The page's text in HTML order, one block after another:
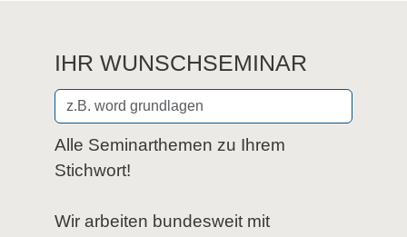
IHR WUNSCHSEMINAR
Alle Seminarthemen zu Ihrem
Stichwort!
Wir arbeiten bundesweit mit